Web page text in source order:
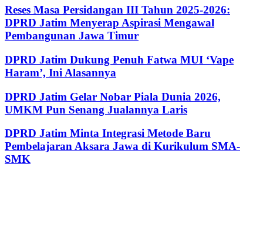
Reses Masa Persidangan III Tahun 2025-2026:
DPRD Jatim Menyerap Aspirasi Mengawal
Pembangunan Jawa Timur
DPRD Jatim Dukung Penuh Fatwa MUI ‘Vape
Haram’, Ini Alasannya
DPRD Jatim Gelar Nobar Piala Dunia 2026,
UMKM Pun Senang Jualannya Laris
DPRD Jatim Minta Integrasi Metode Baru
Pembelajaran Aksara Jawa di Kurikulum SMA-
SMK